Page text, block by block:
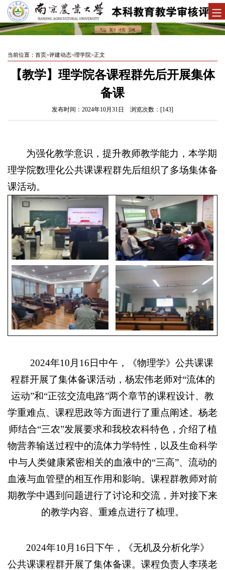
当前位置： 首页>评建动态>理学院>正文
【教学】理学院各课程群先后开展集体
备课
发布时间：2024年10月31日 浏览次数：[143]
为强化教学意识，提升教师教学能力，本学期
理学院数理化公共课课程群先后组织了多场集体备
课活动。
2024年10月16日中午，《物理学》公共课课
程群开展了集体备课活动，杨宏伟老师对“流体的
运动”和“正弦交流电路”两个章节的课程设计、教
学重难点、课程思政等方面进行了重点阐述。杨老
师结合“三农”发展要求和我校农科特色，介绍了植
物营养输送过程中的流体力学特性，以及生命科学
中与人类健康紧密相关的血液中的“三高”、流动的
血液与血管壁的相互作用和影响。课程群教师对前
期教学中遇到问题进行了讨论和交流，并对接下来
的教学内容、重难点进行了梳理。
2024年10月16日下午，《无机及分析化学》
公共课课程群开展了集体备课。课程负责人李瑛老